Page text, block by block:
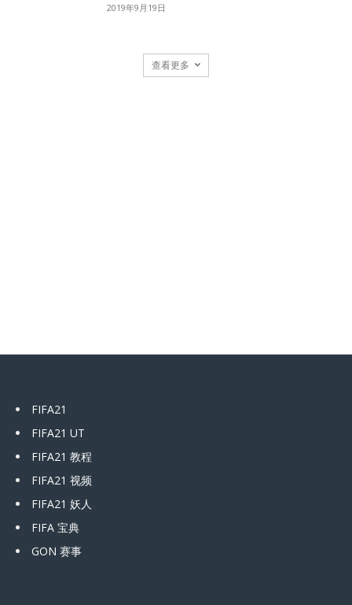
2019年9月19日
查看更多
FIFA21
FIFA21 UT
FIFA21 教程
FIFA21 视频
FIFA21 妖人
FIFA 宝典
GON 赛事